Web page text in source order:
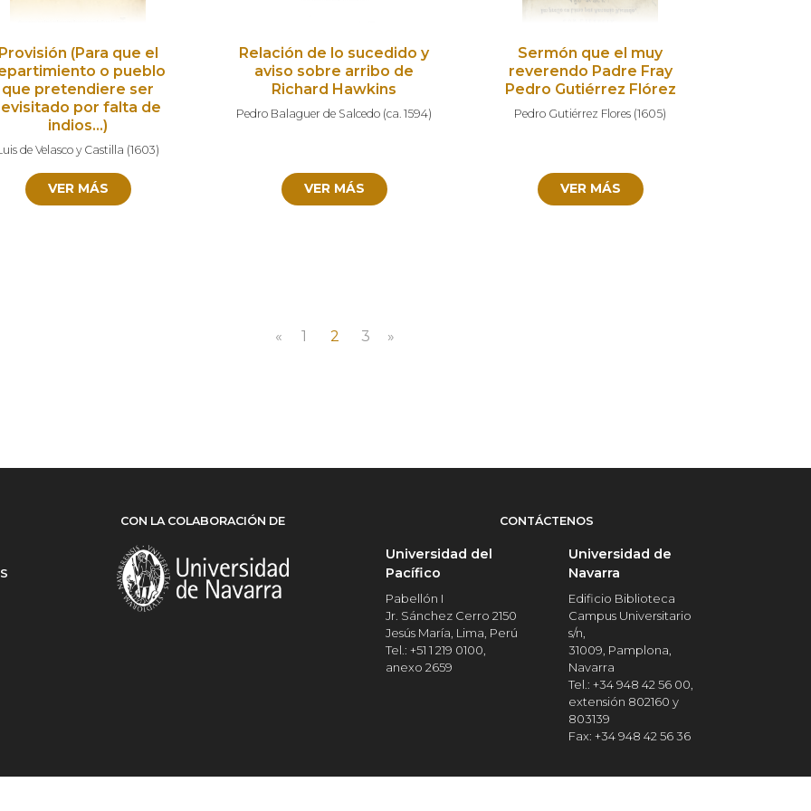
(Para que el
o pueblo
que pretendiere ser
por falta de
indios…)
de Velasco y Castilla (1603)
VER MÁS
Relación de lo sucedido y
aviso sobre arribo de
Richard Hawkins
Pedro Balaguer de Salcedo (ca. 1594)
VER MÁS
Sermón que el muy
reverendo Padre Fray
Pedro Gutiérrez Flórez
Pedro Gutiérrez Flores (1605)
VER MÁS
« 1 2 3 »
CON LA COLABORACIÓN DE CONTÁCTENOS
Universidad del
Pacífico
Pabellón I
Jr. Sánchez Cerro 2150
Jesús María, Lima, Perú
Tel.: +51 1 219 0100,
anexo 2659
Universidad de
Navarra
Edificio Biblioteca
Campus Universitario
s/n,
31009, Pamplona,
Navarra
Tel.: +34 948 42 56 00,
extensión 802160 y
803139
Fax: +34 948 42 56 36